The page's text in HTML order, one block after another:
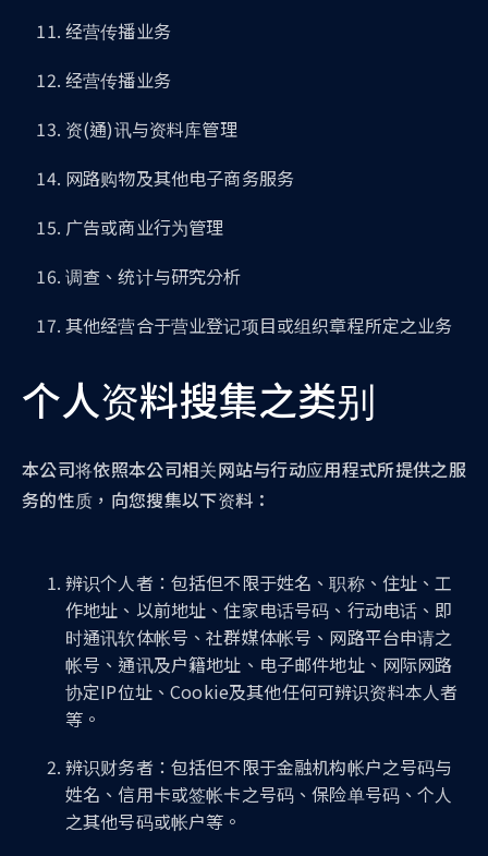
经营传播业务
经营传播业务
资(通)讯与资料库管理
网路购物及其他电子商务服务
广告或商业行为管理
调查、统计与研究分析
其他经营合于营业登记项目或组织章程所定之业务
个人资料搜集之类别
本公司将依照本公司相关网站与行动应用程式所提供之服
务的性质，向您搜集以下资料：
辨识个人者：包括但不限于姓名、职称、住址、工
作地址、以前地址、住家电话号码、行动电话、即
时通讯软体帐号、社群媒体帐号、网路平台申请之
帐号、通讯及户籍地址、电子邮件地址、网际网路
协定IP位址、Cookie及其他任何可辨识资料本人者
等。
辨识财务者：包括但不限于金融机构帐户之号码与
姓名、信用卡或签帐卡之号码、保险单号码、个人
之其他号码或帐户等。